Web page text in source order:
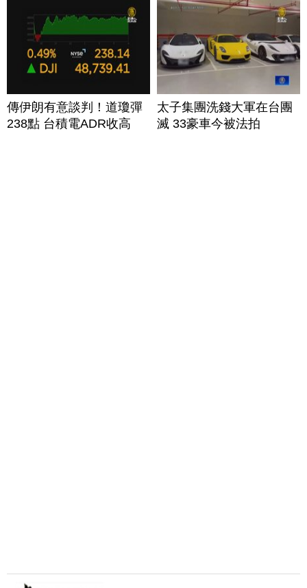
傳伊朗有意談判！道瓊彈
238點 台積電ADR收高
太子集團洗錢大軍在台團
滅 33豪車今被法拍